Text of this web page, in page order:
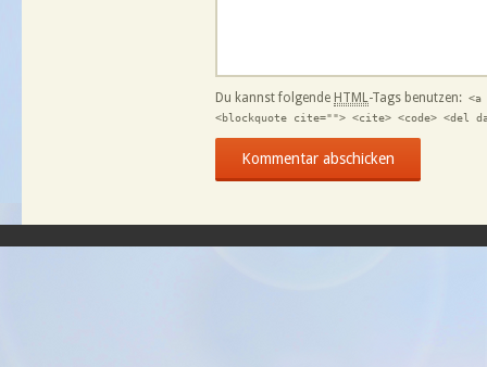
Du kannst folgende HTML -Tags benutzen:
<blockquote cite=""> <cite> <code> <del